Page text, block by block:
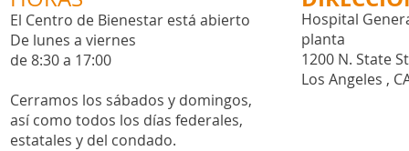
El Centro de Bienestar está abierto
De lunes a viernes
de 8:30 a 17:00
Cerramos los sábados y domingos,
así como todos los días federales,
estatales y del condado.
Hospital
planta
1200 N. State
Los Angeles ,